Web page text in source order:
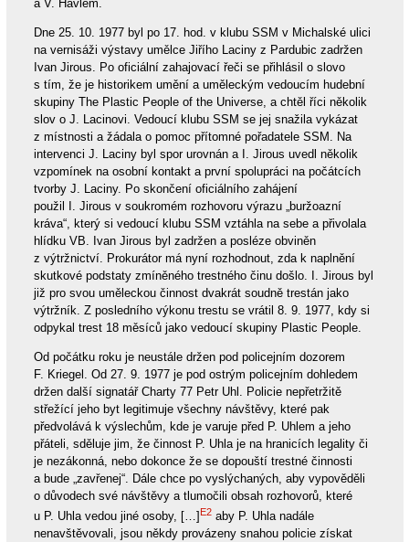
a V. Havlem.
Dne 25. 10. 1977 byl po 17. hod. v klubu SSM v Michalské ulici
na vernisáži výstavy umělce Jiřího Laciny z Pardubic zadržen
Ivan Jirous. Po oficiální zahajovací řeči se přihlásil o slovo
s tím, že je historikem umění a uměleckým vedoucím hudební
skupiny The Plastic People of the Universe, a chtěl říci několik
slov o J. Lacinovi. Vedoucí klubu SSM se jej snažila vykázat
z místnosti a žádala o pomoc přítomné pořadatele SSM. Na
intervenci J. Laciny byl spor urovnán a I. Jirous uvedl několik
vzpomínek na osobní kontakt a první spolupráci na počátcích
tvorby J. Laciny. Po skončení oficiálního zahájení
použil I. Jirous v soukromém rozhovoru výrazu „buržoazní
kráva“, který si vedoucí klubu SSM vztáhla na sebe a přivolala
hlídku VB. Ivan Jirous byl zadržen a posléze obviněn
z výtržnictví. Prokurátor má nyní rozhodnout, zda k naplnění
skutkové podstaty zmíněného trestného činu došlo. I. Jirous byl
již pro svou uměleckou činnost dvakrát soudně trestán jako
výtržník. Z posledního výkonu trestu se vrátil 8. 9. 1977, kdy si
odpykal trest 18 měsíců jako vedoucí skupiny Plastic People.
Od počátku roku je neustále držen pod policejním dozorem
F. Kriegel. Od 27. 9. 1977 je pod ostrým policejním dohledem
držen další signatář Charty 77 Petr Uhl. Policie nepřetržitě
střežící jeho byt legitimuje všechny návštěvy, které pak
předvolává k výslechům, kde je varuje před P. Uhlem a jeho
přáteli, sděluje jim, že činnost P. Uhla je na hranicích legality či
je nezákonná, nebo dokonce že se dopouští trestné činnosti
a bude „zavřenej“. Dále chce po vyslýchaných, aby vypověděli
o důvodech své návštěvy a tlumočili obsah rozhovorů, které
u P. Uhla vedou jiné osoby, […] E2aby P. Uhla nadále
nenavštěvovali, jsou někdy provázeny snahou policie získat